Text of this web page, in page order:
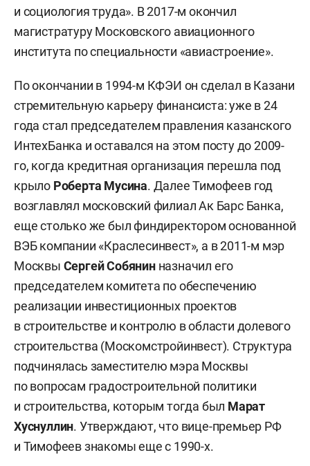
и социология труда». В 2017-м окончил
магистратуру Московского авиационного
института по специальности «авиастроение».
По окончании в 1994-м КФЭИ он сделал в Казани
стремительную карьеру финансиста: уже в 24
года стал председателем правления казанского
ИнтехБанка и оставался на этом посту до 2009-
го, когда кредитная организация перешла под
крыло Роберта Мусина. Далее Тимофеев год
возглавлял московский филиал Ак Барс Банка,
еще столько же был финдиректором основанной
ВЭБ компании «Краслесинвест», а в 2011-м мэр
Москвы Сергей Собянинназначил его
председателем комитета по обеспечению
реализации инвестиционных проектов
в строительстве и контролю в области долевого
строительства (Москомстройинвест). Структура
подчинялась заместителю мэра Москвы
по вопросам градостроительной политики
и строительства, которым тогда был Марат
Хуснуллин. Утверждают, что вице-премьер РФ
и Тимофеев знакомы еще с 1990-х.